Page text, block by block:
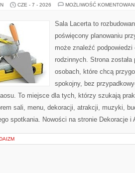
CZE - 7 - 2026 MOŻLIWOŚĆ
Sala Lacerta to
poświęcony planowaniu
może znaleźć
rodzinnych. Strona
osobach, które chcą
spokojny, bez
To miejsce dla tych, którzy szukają
sali, menu, dekoracji, atrakcji, muzyki,
spotkania. Nowości na stronie Dekoracje